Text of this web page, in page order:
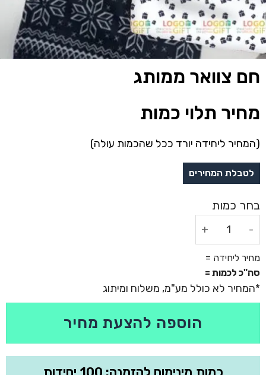
חם צוואר ממותג
מחיר תלוי כמות
(המחיר ליחידה יורד ככל שהכמות עולה)
סה"כ לכמות =
מחיר ליחידה =
הוספה להצעת מחיר